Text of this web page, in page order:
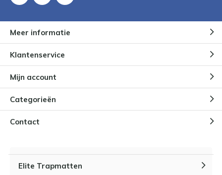
Meer informatie
Klantenservice
Mijn account
Categorieën
Contact
Elite Trapmatten